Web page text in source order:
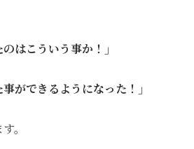
はこういう事か！」
ができるようになった！」
。